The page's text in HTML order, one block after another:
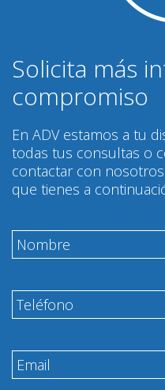
Solicita más
compromiso
En ADV estamos a tu
todas tus consultas o
contactar con
que tienes a